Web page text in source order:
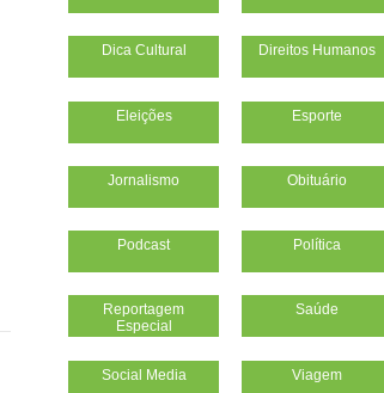
Dica Cultural Direitos Humanos
Eleições Esporte
Jornalismo Obituário
Podcast Política
Reportagem
Especial
Saúde
Social Media Viagem